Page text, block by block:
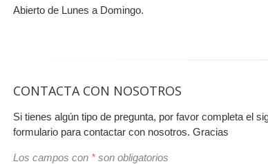
Abierto de Lunes a Domingo.
CONTACTA CON NOSOTROS
Si tienes algún tipo de pregunta, por favor completa el
formulario para contactar con nosotros. Gracias
Los campos con *son obligatorios